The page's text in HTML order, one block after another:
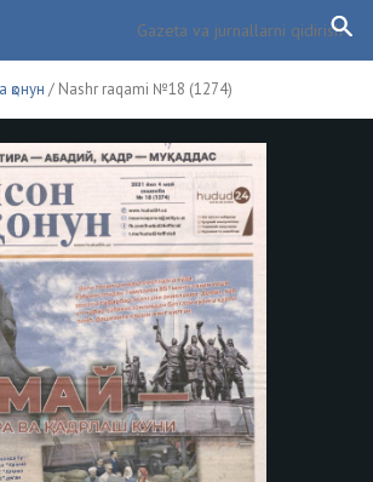
қонун / Nashr raqami №18 (1274)